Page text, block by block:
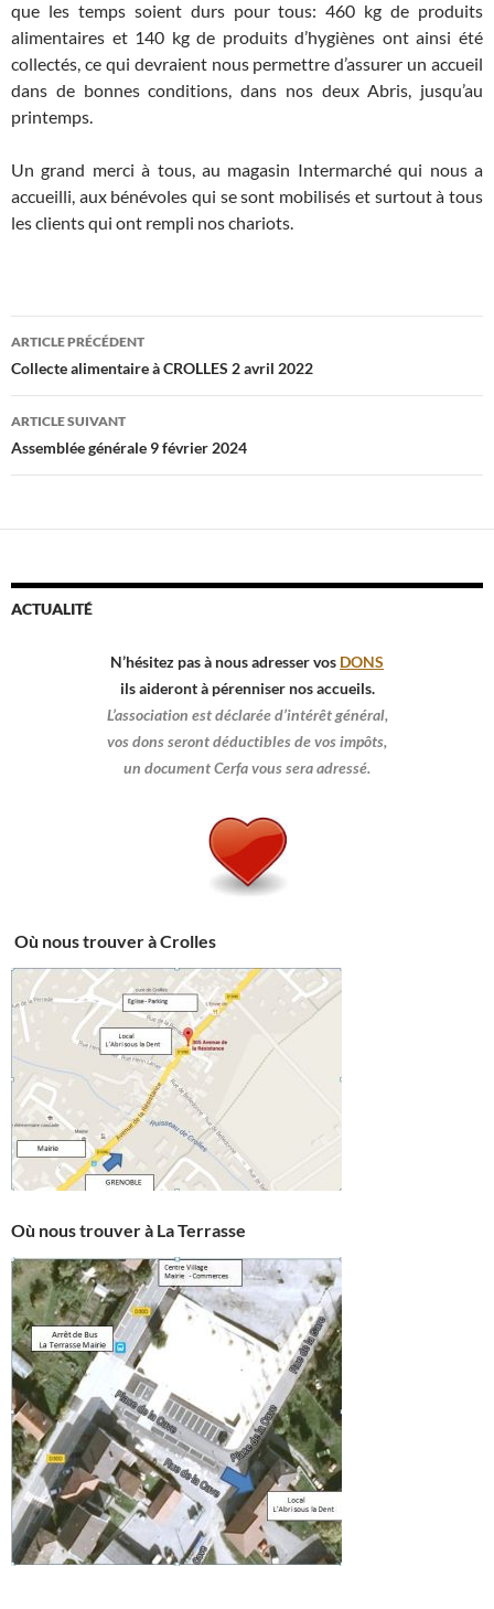
que les temps soient durs pour tous: 460 kg de produits
alimentaires et 140 kg de produits d’hygiènes ont ainsi été
collectés, ce qui devraient nous permettre d’assurer un accueil
dans de bonnes conditions, dans nos deux Abris, jusqu’au
printemps.
Un grand merci à tous, au magasin Intermarché qui nous a
accueilli, aux bénévoles qui se sont mobilisés et surtout à tous
les clients qui ont rempli nos chariots.
Navigation
des
articles
ARTICLE PRÉCÉDENT
Collecte alimentaire à CROLLES 2 avril 2022
ARTICLE SUIVANT
Assemblée générale 9 février 2024
ACTUALITÉ
N’hésitez pas à nous adresser vos DONS
ils aideront à pérenniser nos accueils.
L’association est déclarée d’intérêt général,
vos dons seront déductibles de vos impôts,
un document Cerfa vous sera adressé.
Où nous trouver à Crolles
Où nous trouver à La Terrasse